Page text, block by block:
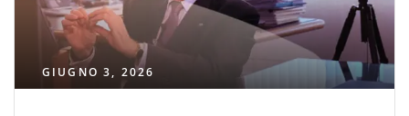
GIUGNO 3, 2026